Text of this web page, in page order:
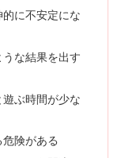
に不安定にな
な結果を出す
ぶ時間が少な
険がある